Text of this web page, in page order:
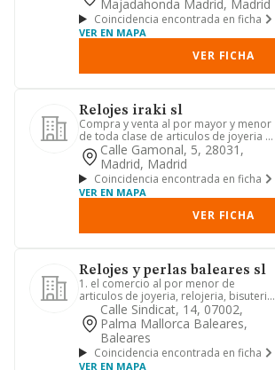
Majadahonda Madrid, Madrid
Coincidencia encontrada en ficha
VER EN MAPA
VER FICHA
Relojes iraki sl
Compra y venta al por mayor y menor
de toda clase de articulos de joyeria y
relojeria, compra, vent...
Calle Gamonal, 5, 28031,
Madrid, Madrid
Coincidencia encontrada en ficha
VER EN MAPA
VER FICHA
Relojes y perlas baleares sl
1. el comercio al por menor de
articulos de joyeria, relojeria, bisuteria.
plateria porcelana, perl...
Calle Sindicat, 14, 07002,
Palma Mallorca Baleares,
Baleares
Coincidencia encontrada en ficha
VER EN MAPA